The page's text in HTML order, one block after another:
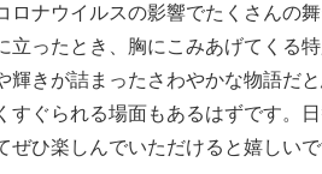
ロナウイルスの影響でたくさんの
立ったとき、胸にこみあげてくる
輝きが詰まったさわやかな物語だ
すぐられる場面もあるはずです。
ひ楽しんでいただけると嬉しいで